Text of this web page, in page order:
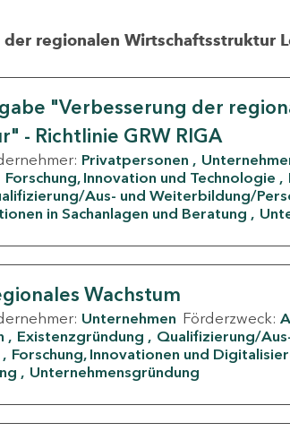
der regionalen Wirtschaftsstruktur
"Verbesserung der
- Richtlinie GRW RIGA
Privatpersonen
Forschung, Innovation und Technologie
Aus- und Weiterbildung/
in Sachanlagen und Beratung
Wachstum
Unternehmen Förderzweck:
Existenzgründung
Qualifizierung/
Forschung, Innovationen und
Unternehmensgründung